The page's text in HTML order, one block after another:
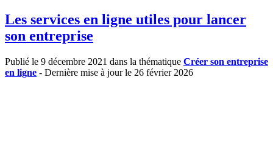
Les services en ligne utiles pour lancer
son entreprise
Publié le 9 décembre 2021 dans la thématique Créer son entreprise
en ligne - Dernière mise à jour le 26 février 2026